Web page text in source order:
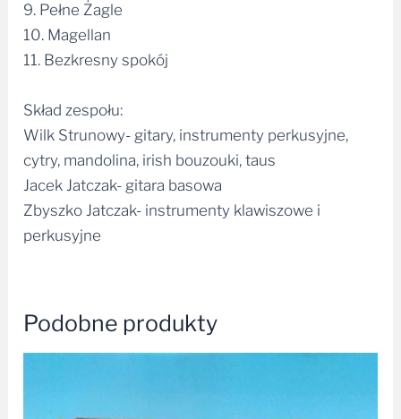
9. Pełne Żagle
10. Magellan
11. Bezkresny spokój
Skład zespołu:
Wilk Strunowy- gitary, instrumenty perkusyjne,
cytry, mandolina, irish bouzouki, taus
Jacek Jatczak- gitara basowa
Zbyszko Jatczak- instrumenty klawiszowe i
perkusyjne
Podobne produkty